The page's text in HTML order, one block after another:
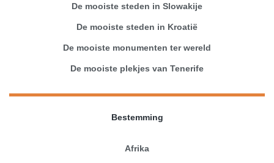
De mooiste steden in Slowakije
De mooiste steden in Kroatië
De mooiste monumenten ter wereld
De mooiste plekjes van Tenerife
Bestemming
Afrika